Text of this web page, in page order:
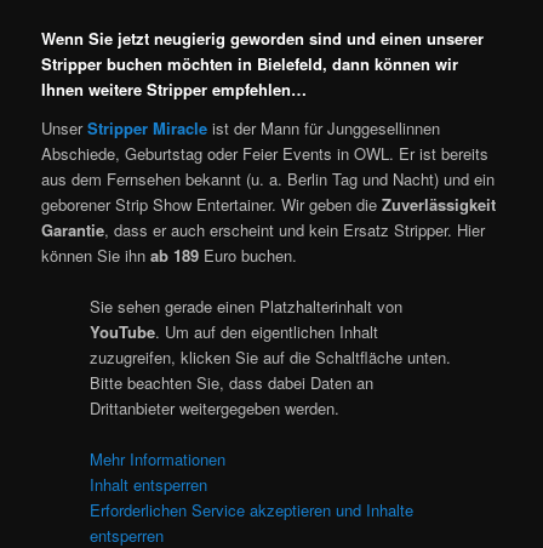
Wenn Sie jetzt neugierig geworden sind und einen unserer
Stripper buchen möchten in Bielefeld, dann können wir
Ihnen weitere Stripper empfehlen…
UnserStripper Miracle ist der Mann für Junggesellinnen
Abschiede, Geburtstag oder Feier Events in OWL. Er ist bereits
aus dem Fernsehen bekannt (u. a. Berlin Tag und Nacht) und ein
geborener Strip Show Entertainer. Wir geben dieZuverlässigkeit
Garantie, dass er auch erscheint und kein Ersatz Stripper. Hier
können Sie ihnab 189 Euro buchen.
Sie sehen gerade einen Platzhalterinhalt von
YouTube. Um auf den eigentlichen Inhalt
zuzugreifen, klicken Sie auf die Schaltfläche unten.
Bitte beachten Sie, dass dabei Daten an
Drittanbieter weitergegeben werden.
Mehr Informationen
Inhalt entsperren
Erforderlichen Service akzeptieren und Inhalte
entsperren